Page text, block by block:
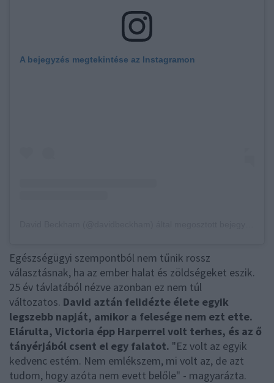
A bejegyzés megtekintése az Instagramon
Egészségügyi szempontból nem tűnik rossz
választásnak, ha az ember halat és zöldségeket eszik.
25 év távlatából nézve azonban ez nem túl
változatos. David aztán felidézte élete egyik
legszebb napját, amikor a felesége nem ezt ette.
Elárulta, Victoria épp Harperrel volt terhes, és az ő
tányérjából csent el egy falatot. "Ez volt az egyik
kedvenc estém. Nem emlékszem, mi volt az, de azt
tudom, hogy azóta nem evett belőle" - magyarázta.